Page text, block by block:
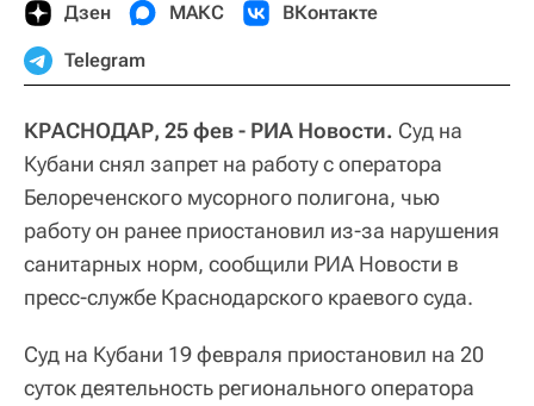
Дзен МАКС ВКонтакте
Telegram
КРАСНОДАР, 25 фев - РИА Новости. Суд на
Кубани снял запрет на работу с оператора
Белореченского мусорного полигона, чью
работу он ранее приостановил из-за нарушения
санитарных норм, сообщили РИА Новости в
пресс-службе Краснодарского краевого суда.
Суд на Кубани 19 февраля приостановил на 20
суток деятельность регионального оператора